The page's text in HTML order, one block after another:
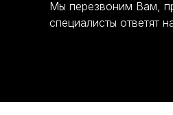
Мы перезвоним Вам,
специалисты ответят